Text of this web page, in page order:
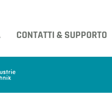
CONTATTI & SUPPORTO